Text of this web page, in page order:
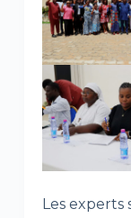
Les